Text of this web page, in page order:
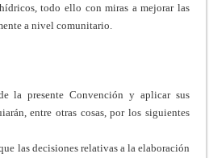
todo ello con miras a mejorar las
a nivel comunitario.
la presente Convención y aplicar sus
entre otras cosas, por los siguientes
las decisiones relativas a la elaboración